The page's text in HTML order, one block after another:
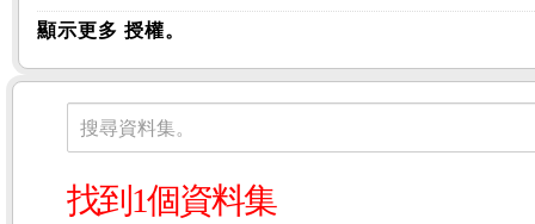
顯示更多 授權。
資料集
搜尋資料集。
找到1個資料集